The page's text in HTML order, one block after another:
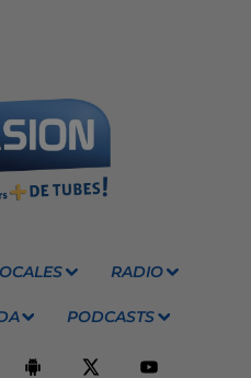
RADIO
PODCASTS